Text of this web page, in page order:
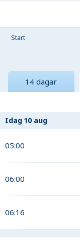
Start
14 dagar
Idag 10 aug
05:00
06:00
06:16